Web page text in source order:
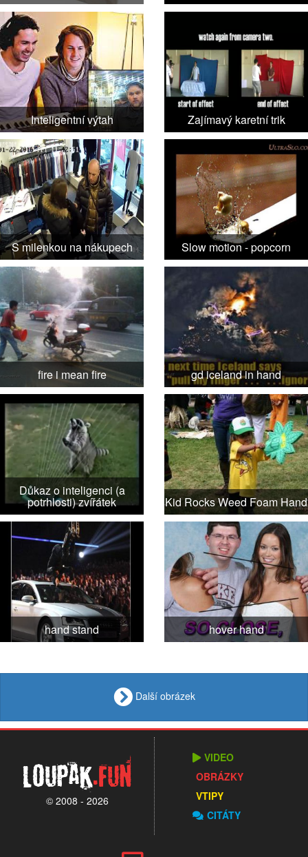
Inteligentní výtah Zajímavý karetní trik
S milenkou na nákupech Slow motion - popcorn
fire i mean fire gd iceland in hand
Důkaz o inteligenci (a
potrhlosti) zvířátek Kid Rocks Weed Foam Hand
hand stand hover hand
Další obrázek
Loupak.fun
© 2008 - 2026
VIDEO
OBRÁZKY
VTIPY
CITÁTY